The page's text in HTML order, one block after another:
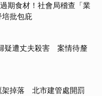
期食材！社會局稽查「業
批包庇
疑遭丈夫殺害 案情待釐
掉落 北市建管處開罰